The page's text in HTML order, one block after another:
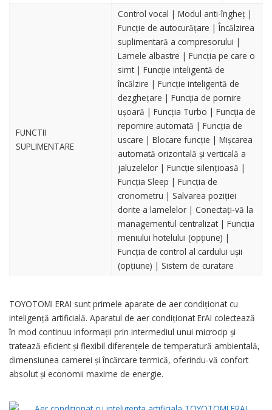
FUNCTII
SUPLIMENTARE
Control vocal | Modul anti-îngheț |
Funcție de autocurățare | Încălzirea
suplimentară a compresorului |
Lamele albastre | Funcția pe care o
simt | Funcție inteligentă de
încălzire | Funcție inteligentă de
dezghețare | Funcția de pornire
ușoară | Funcția Turbo | Funcția de
repornire automată | Funcția de
uscare | Blocare funcție | Mișcarea
automată orizontală și verticală a
jaluzelelor | Funcție silențioasă |
Funcția Sleep | Funcția de
cronometru | Salvarea poziției
dorite a lamelelor | Conectați-vă la
managementul centralizat | Funcția
meniului hotelului (opțiune) |
Funcția de control al cardului ușii
(opțiune) | Sistem de curatare
TOYOTOMI ERAI sunt primele aparate de aer condiționat cu
inteligență artificială. Aparatul de aer condiționat ErAI colectează
în mod continuu informații prin intermediul unui microcip și
tratează eficient și flexibil diferențele de temperatură ambientală,
dimensiunea camerei și încărcare termică, oferindu-vă confort
absolut și economii maxime de energie.